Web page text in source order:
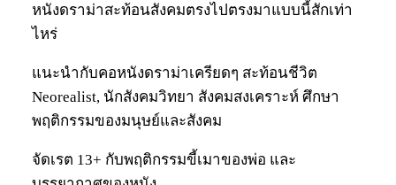
หนังดราม่าสะท้อนสังคมตรงไปตรงมาแบบนี้สักเท่า
ไหร่
แนะนำกับคอหนังดราม่าเครียดๆ สะท้อนชีวิต
Neorealist, นักสังคมวิทยา สังคมสงเคราะห์ ศึกษา
พฤติกรรมของมนุษย์และสังคม
จัดเรต 13+ กับพฤติกรรมขี้เมาของพ่อ และ